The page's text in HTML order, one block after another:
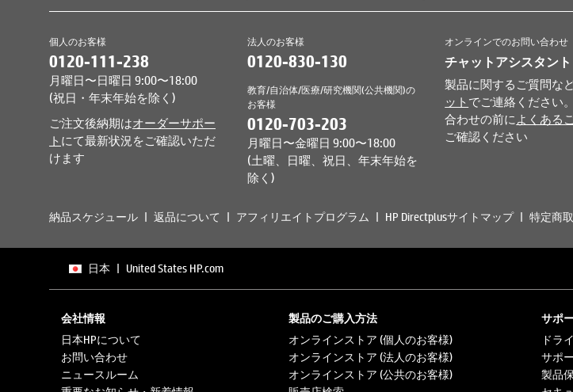
個人のお客様
0120-111-238
月曜日〜日曜日 9:00〜18:00
(祝日・年末年始を除く)
ご注文後納期はオーダーサポー
ト にて最新状況をご確認いただ
けます
法人のお客様
0120-830-130
教育/自治体/医療/研究機関(公共機関)の
お客様
0120-703-203
月曜日〜金曜日 9:00〜18:00
(土曜、日曜、祝日、年末年始を
除く)
オンラインでのお問い合わせ
チャットアシスタント
製品に関するご質問な
ット でご連絡ください
合わせの前に よくある
ご確認ください
納品スケジュール 返品について アフィリエイトプログラム HP Directplusサイトマップ 特定商
日本 | United States HP.com
会社情報
日本HPについて
お問い合わせ
ニュースルーム
製品のご購入方法
オンラインストア (個人のお客様)
オンラインストア (法人のお客様)
オンラインストア (公共のお客様)
サポ
ドラ
サポ
製品